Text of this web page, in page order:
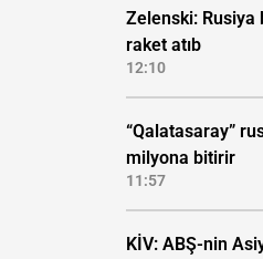
Zelenski: Rusiya
raket atıb
12:10
“Qalatasaray”
milyona bitirir
11:57
KİV: ABŞ-nin